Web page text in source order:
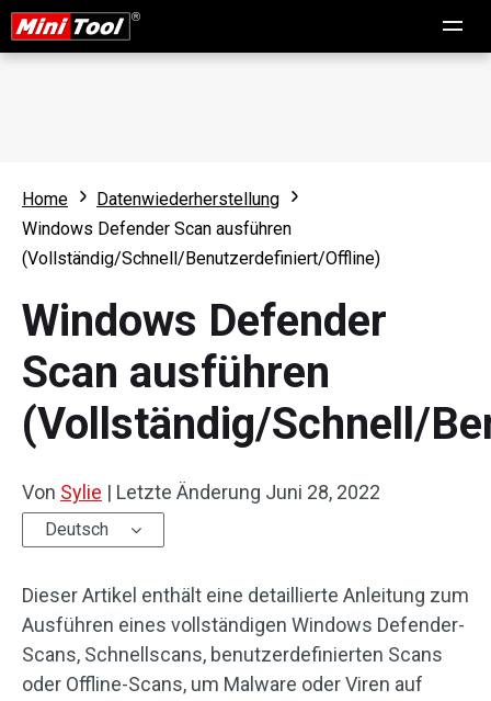
Home
Datenwiederherstellung
Windows Defender Scan ausführen
(Vollständig/Schnell/Benutzerdefiniert/Offline)
Windows Defender
Scan ausführen
(Vollständig/Schnell/
Von Sylie | Letzte Änderung Juni 28, 2022
Deutsch
Dieser Artikel enthält eine detaillierte Anleitung zum
Ausführen eines vollständigen Windows Defender-
Scans, Schnellscans, benutzerdefinierten Scans
oder Offline-Scans, um Malware oder Viren auf